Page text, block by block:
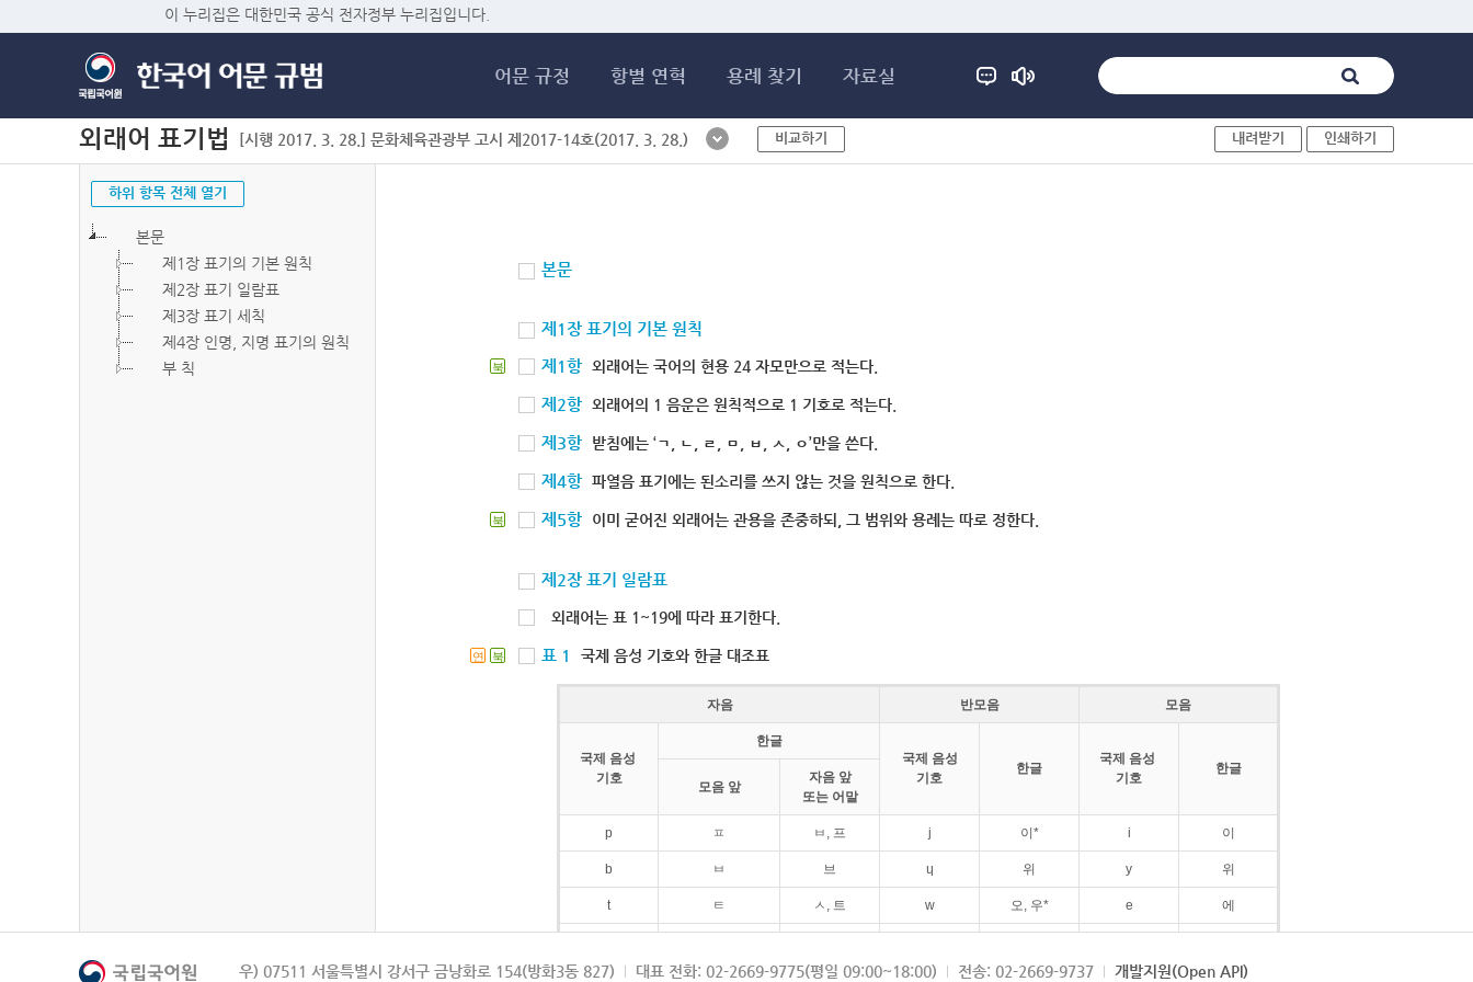
이 누리집은 대한민국 공식 전자정부 누리집입니다.
어문 규정 항별 연혁 용례 찾기 자료실
외래어 표기법 [시행 2017. 3. 28.] 문화체육관광부 고시 제2017-14호(2017. 3. 28.) 비교하기 내려받기 인쇄하기
하위 항목 전체 열기
본문
제1장 표기의 기본 원칙
제2장 표기 일람표
제3장 표기 세칙
제4장 인명, 지명 표기의 원칙
부 칙
본문
제1장 표기의 기본 원칙
북 제1항 외래어는 국어의 현용 24 자모만으로 적는다.
제2항 외래어의 1 음운은 원칙적으로 1 기호로 적는다.
제3항 받침에는 ‘ㄱ, ㄴ, ㄹ, ㅁ, ㅂ, ㅅ, ㅇ’만을 쓴다.
제4항 파열음 표기에는 된소리를 쓰지 않는 것을 원칙으로 한다.
북 제5항 이미 굳어진 외래어는 관용을 존중하되, 그 범위와 용례는 따로 정한다.
제2장 표기 일람표
외래어는 표 1~19에 따라 표기한다.
연 북 표 1 국제 음성 기호와 한글 대조표
자음 반모음 모음
국제 음성
기호
한글
국제 음성
기호
한글
국제 음성
기호
한글
모음 앞
자음 앞
또는 어말
p ㅍ ㅂ, 프 j 이* i 이
b ㅂ 브 ɥ 위 y 위
t ㅌ ㅅ, 트 w 오, 우* e 에
k ㅋ ㄱ, 크 ɛ 에
우) 07511 서울특별시 강서구 금낭화로 154(방화3동 827) 대표 전화: 02-2669-9775(평일 09:00~18:00) 전송: 02-2669-9737 개발지원(Open API)